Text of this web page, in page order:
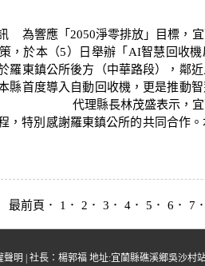
為響應「2050淨零排放」目標，
，於本（5）日舉辦「AI智慧回收
羅東鎮公所後方（中華路段），鄰
縣首度導入自動回收機，更是推動
林茂盛表示，宜蘭縣
，特別感謝羅東鎮公所的共同合作
最前頁 ． 1． 2 ． 3 ． 4 ． 5 ． 6 ． 7 ．
聲明 | 社長：楊郭福 地址:宜蘭縣礁溪鄉吳沙村